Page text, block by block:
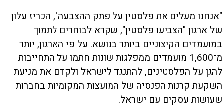
"אנחנו מעלים את פלסטין על פתק ההצבעה", הכריז עלון
של ארגון "הצביעו פלסטין", שקרא לבוחרים לתמוך
במועמדים הקיצוניים ביותר בנושא. על פי הארגון, יותר
מ־1,600 מועמדים ממפלגות שונות חתמו על התחייבות
להגן על הפלסטינים, להתנגד לישראל ולקדם את מניעת
השקעת קרנות הפנסיה של המועצות המקומיות בחברות
שעושות עסקים עם ישראל.